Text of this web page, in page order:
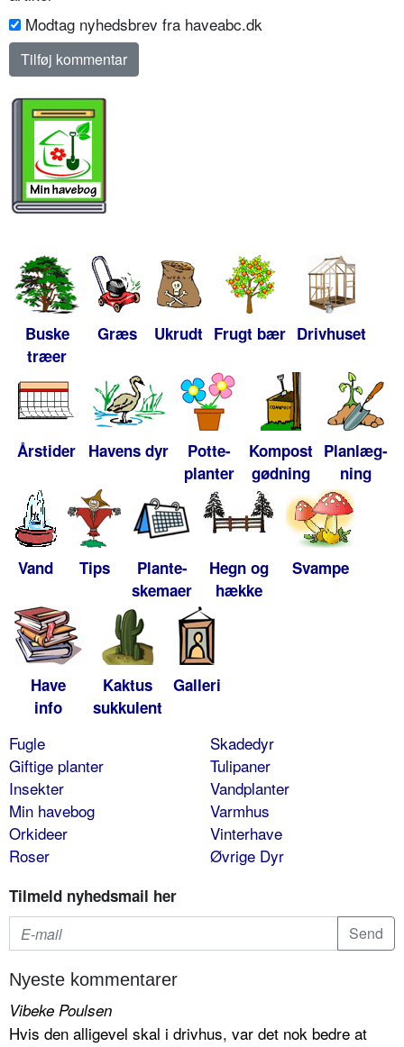
Modtag nyhedsbrev fra haveabc.dk
Buske
træer
Græs Ukrudt Frugt bær Drivhuset
Årstider Havens dyr
Potte-
planter
Kompost
gødning
Planlæg-
ning
Vand Tips
Plante-
skemaer
Hegn og
hække
Svampe
Have
info
Kaktus
sukkulent
Galleri
Fugle
Giftige planter
Insekter
Min havebog
Orkideer
Roser
Skadedyr
Tulipaner
Vandplanter
Varmhus
Vinterhave
Øvrige Dyr
Tilmeld nyhedsmail her
Nyeste kommentarer
Vibeke Poulsen
Hvis den alligevel skal i drivhus, var det nok bedre at